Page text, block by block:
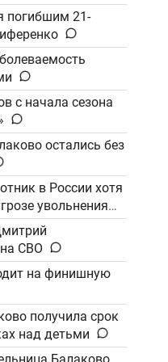
погибшим 21-
с начала сезона
остались без
в России хотя
увольнения
СВО
на финишную
получила срок
над детьми